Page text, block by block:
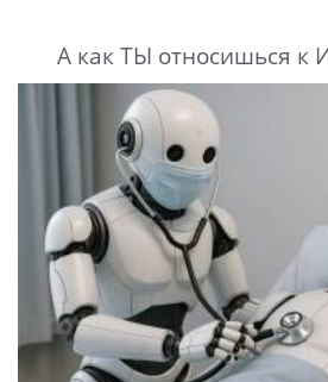
А как ТЫ относишься к